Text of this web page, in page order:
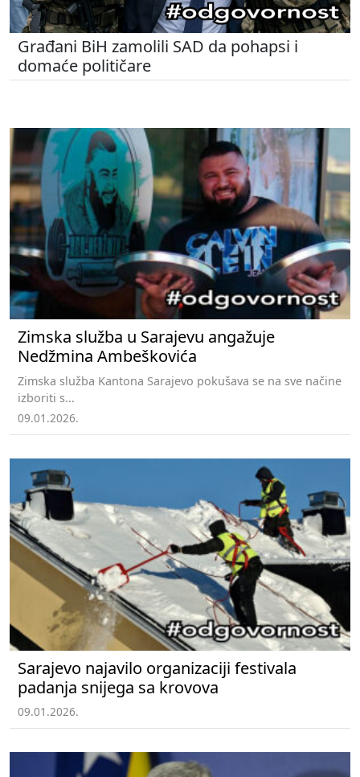
Građani BiH zamolili SAD da pohapsi i
domaće političare
Zimska služba u Sarajevu angažuje
Nedžmina Ambeškovića
Zimska služba Kantona Sarajevo pokušava se na sve načine
izboriti s...
09.01.2026.
Sarajevo najavilo organizaciji festivala
padanja snijega sa krovova
09.01.2026.